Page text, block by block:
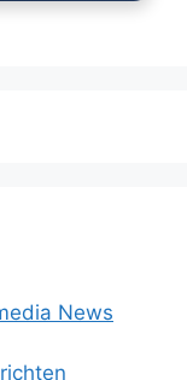
News